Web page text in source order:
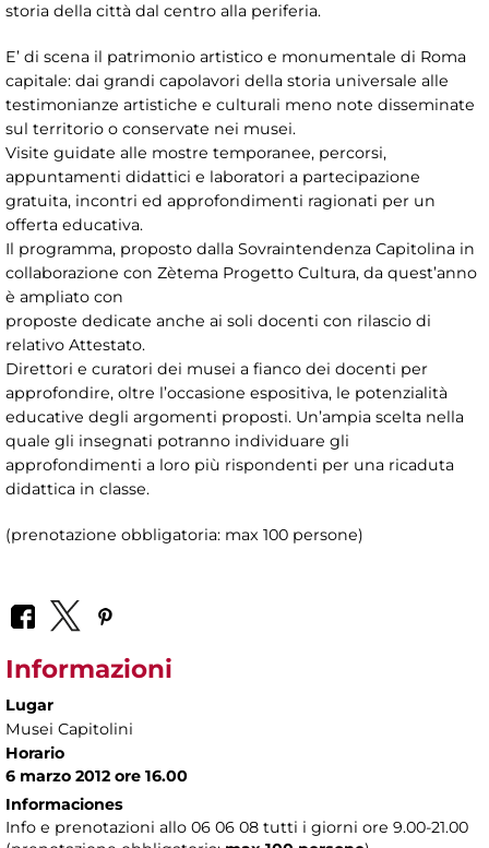
storia della città dal centro alla periferia.
E’ di scena il patrimonio artistico e monumentale di Roma
capitale: dai grandi capolavori della storia universale alle
testimonianze artistiche e culturali meno note disseminate
sul territorio o conservate nei musei.
Visite guidate alle mostre temporanee, percorsi,
appuntamenti didattici e laboratori a partecipazione
gratuita, incontri ed approfondimenti ragionati per un
offerta educativa.
Il programma, proposto dalla Sovraintendenza Capitolina in
collaborazione con Zètema Progetto Cultura, da quest’anno
è ampliato con
proposte dedicate anche ai soli docenti con rilascio di
relativo Attestato.
Direttori e curatori dei musei a fianco dei docenti per
approfondire, oltre l’occasione espositiva, le potenzialità
educative degli argomenti proposti. Un’ampia scelta nella
quale gli insegnati potranno individuare gli
approfondimenti a loro più rispondenti per una ricaduta
didattica in classe.
(prenotazione obbligatoria: max 100 persone)
Informazioni
Lugar
Musei Capitolini
Horario
6 marzo 2012 ore 16.00
Informaciones
Info e prenotazioni allo 06 06 08 tutti i giorni ore 9.00-21.00